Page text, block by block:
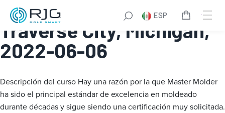
ESP
Master Molder® I:
Traverse City, Michigan,
2022-06-06
Descripción del curso Hay una razón por la que Master Molder
ha sido el principal estándar de excelencia en moldeado
durante décadas y sigue siendo una certificación muy solicitada.